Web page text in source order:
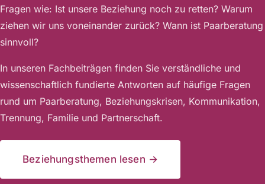
Fragen wie: Ist unsere Beziehung noch zu retten? Warum
ziehen wir uns voneinander zurück? Wann ist Paarberatung
sinnvoll?
In unseren Fachbeiträgen finden Sie verständliche und
wissenschaftlich fundierte Antworten auf häufige Fragen
rund um Paarberatung, Beziehungskrisen, Kommunikation,
Trennung, Familie und Partnerschaft.
Beziehungsthemen lesen →